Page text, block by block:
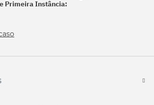
Primeira Instância: